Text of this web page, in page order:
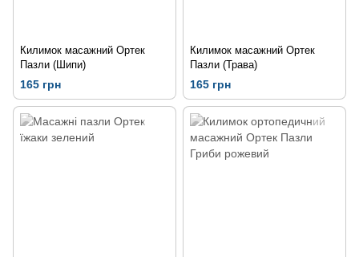
Килимок масажний Ортек
Пазли (Шипи)
165 грн
Килимок масажний Ортек
Пазли (Трава)
165 грн